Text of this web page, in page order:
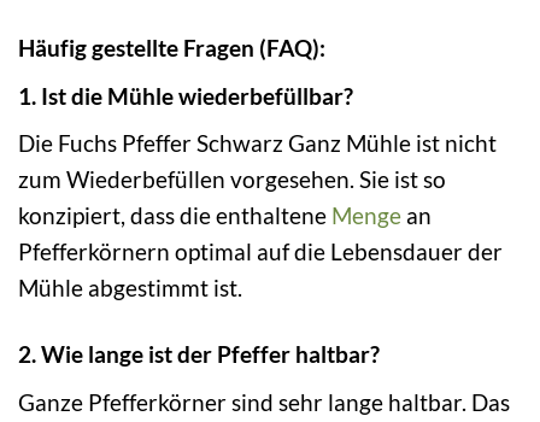
Häufig gestellte Fragen (FAQ):
1. Ist die Mühle wiederbefüllbar?
Die Fuchs Pfeffer Schwarz Ganz Mühle ist nicht
zum Wiederbefüllen vorgesehen. Sie ist so
konzipiert, dass die enthaltene Menge an
Pfefferkörnern optimal auf die Lebensdauer der
Mühle abgestimmt ist.
2. Wie lange ist der Pfeffer haltbar?
Ganze Pfefferkörner sind sehr lange haltbar. Das